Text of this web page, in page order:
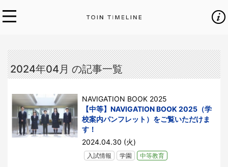
2024年04月 の記事一覧
NAVIGATION BOOK 2025
【中等】NAVIGATION BOOK 2025（学
校案内パンフレット）をご覧いただけま
す！
2024.04.30 (火)
入試情報 学園 中等教育